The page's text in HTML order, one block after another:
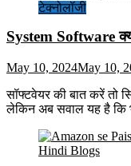
टेक्नोलॉजी
System Software
May 10, 2024May 10,
सॉफ्टवेयर की बात करें तो
लेकिन अब सवाल यह है कि